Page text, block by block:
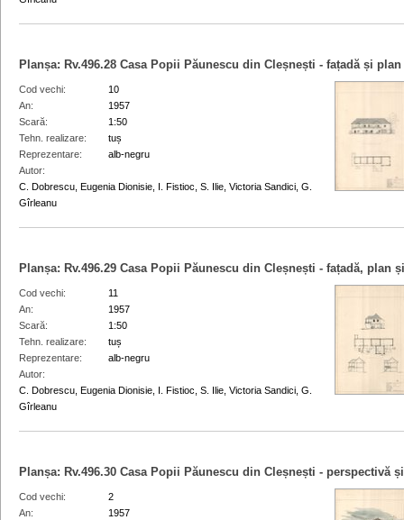
Planșa: Rv.496.28 Casa Popii Păunescu din Cleșnești - fațadă și plan
Cod vechi
10
An
1957
Scară
1:50
Tehn. realizare
tuș
Reprezentare
alb-negru
Autor
C. Dobrescu, Eugenia Dionisie, I. Fistioc, S. Ilie, Victoria Sandici, G.
Gîrleanu
Planșa: Rv.496.29 Casa Popii Păunescu din Cleșnești - fațadă, plan
Cod vechi
11
An
1957
Scară
1:50
Tehn. realizare
tuș
Reprezentare
alb-negru
Autor
C. Dobrescu, Eugenia Dionisie, I. Fistioc, S. Ilie, Victoria Sandici, G.
Gîrleanu
Planșa: Rv.496.30 Casa Popii Păunescu din Cleșnești - perspectivă
Cod vechi
2
An
1957